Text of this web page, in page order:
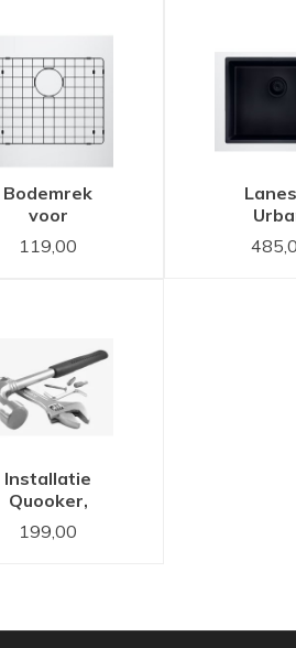
Bodemrek
voor
Lanesto
Urban
spoelbak -
311561SB
119,00
Installatie
Quooker,
Selsiuz of
Grohe
199,00